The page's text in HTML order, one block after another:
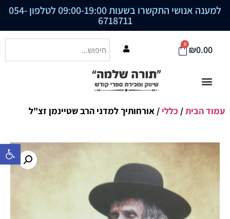
פתח סרגל
למענה אנושי התקשרו בשעות 09:00-19:00 לטלפון 054-
6718711
₪0.00
0
עמוד הבית/ כללי / אורחותיך למדני הרב שטיינמן זצ"ל